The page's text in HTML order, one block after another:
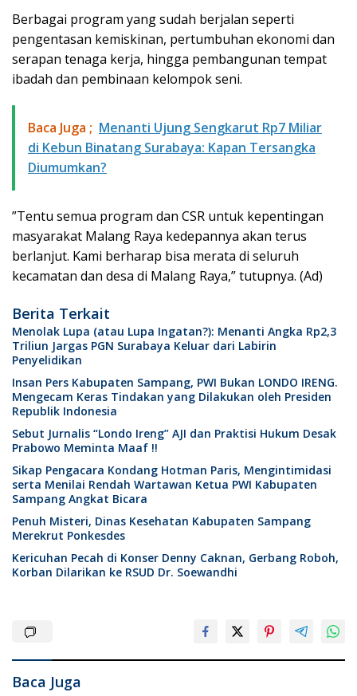
Berbagai program yang sudah berjalan seperti
pengentasan kemiskinan, pertumbuhan ekonomi dan
serapan tenaga kerja, hingga pembangunan tempat
ibadah dan pembinaan kelompok seni.
Baca Juga ; ​Menanti Ujung Sengkarut Rp7 Miliar
di Kebun Binatang Surabaya: Kapan Tersangka
Diumumkan?
”Tentu semua program dan CSR untuk kepentingan
masyarakat Malang Raya kedepannya akan terus
berlanjut. Kami berharap bisa merata di seluruh
kecamatan dan desa di Malang Raya,” tutupnya. (Ad)
Berita Terkait
Menolak Lupa (atau Lupa Ingatan?): Menanti Angka Rp2,3
Triliun Jargas PGN Surabaya Keluar dari Labirin
Penyelidikan
Insan Pers Kabupaten Sampang, PWI Bukan LONDO IRENG.
Mengecam Keras Tindakan yang Dilakukan oleh Presiden
Republik Indonesia
Sebut Jurnalis “Londo Ireng” AJI dan Praktisi Hukum Desak
Prabowo Meminta Maaf !!
Sikap Pengacara Kondang Hotman Paris, Mengintimidasi
serta Menilai Rendah Wartawan Ketua PWI Kabupaten
Sampang Angkat Bicara
Penuh Misteri, Dinas Kesehatan Kabupaten Sampang
Merekrut Ponkesdes
Kericuhan Pecah di Konser Denny Caknan, Gerbang Roboh,
Korban Dilarikan ke RSUD Dr. Soewandhi
Baca Juga